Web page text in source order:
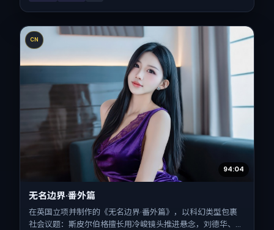
CN
94:04
无名边界·番外篇
在英国立项并制作的《无名边界·番外篇》，以科幻类型包裹
社会议题：斯皮尔伯格擅长用冷峻镜头推进悬念，刘德华、倪